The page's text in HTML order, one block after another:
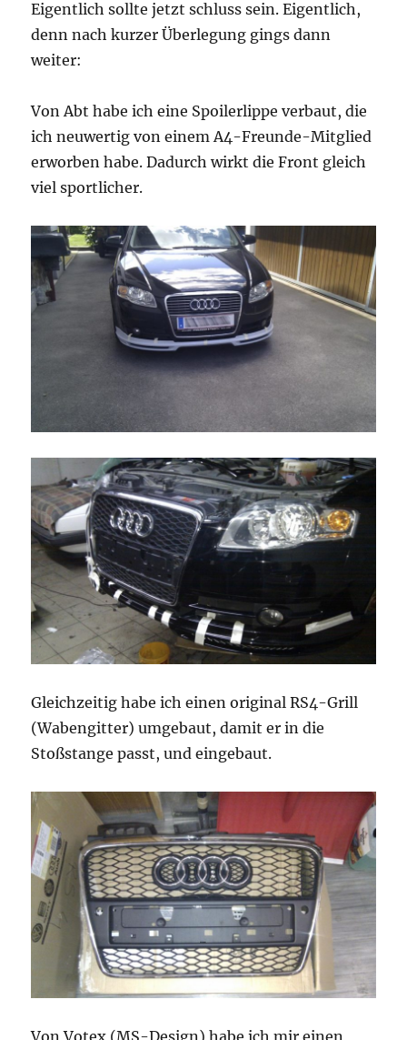
Eigentlich sollte jetzt schluss sein. Eigentlich,
denn nach kurzer Überlegung gings dann
weiter:
Von Abt habe ich eine Spoilerlippe verbaut, die
ich neuwertig von einem A4-Freunde-Mitglied
erworben habe. Dadurch wirkt die Front gleich
viel sportlicher.
Gleichzeitig habe ich einen original RS4-Grill
(Wabengitter) umgebaut, damit er in die
Stoßstange passt, und eingebaut.
Von Votex (MS-Design) habe ich mir einen